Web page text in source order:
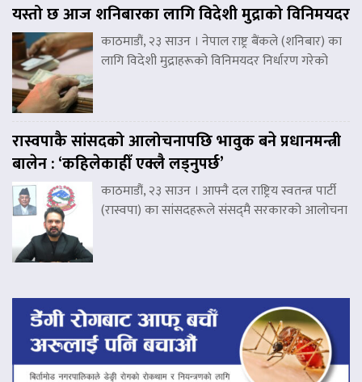
यस्तो छ आज शनिबारका लागि विदेशी मुद्राको विनिमयदर
काठमाडौं, २३ साउन । नेपाल राष्ट्र बैंकले (शनिबार) का
लागि विदेशी मुद्राहरूको विनिमयदर निर्धारण गरेको
रास्वपाकै सांसदको आलोचनापछि भावुक बने प्रधानमन्त्री
बालेन : ‘कहिलेकाहीँ एक्लै लड्नुपर्छ’
काठमाडौं, २३ साउन । आफ्नै दल राष्ट्रिय स्वतन्त्र पार्टी
(रास्वपा) का सांसदहरूले संसद्‌मै सरकारको आलोचना